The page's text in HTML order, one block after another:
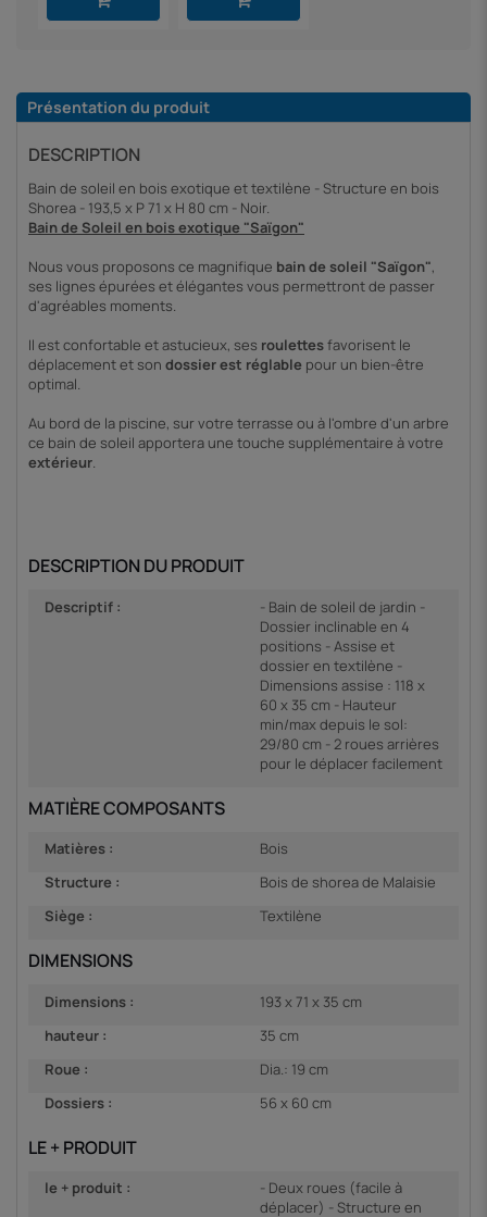
Présentation du produit
DESCRIPTION
Bain de soleil en bois exotique et textilène - Structure en bois
Shorea - 193,5 x P 71 x H 80 cm - Noir.
Bain de Soleil en bois exotique "Saïgon"
Nous vous proposons ce magnifique bain de soleil "Saïgon",
ses lignes épurées et élégantes vous permettront de passer
d'agréables moments.
Il est confortable et astucieux, ses roulettesfavorisent le
déplacement et son dossier est réglable pour un bien-être
optimal.
Au bord de la piscine, sur votre terrasse ou à l'ombre d'un arbre
ce bain de soleil apportera une touche supplémentaire à votre
extérieur.
DESCRIPTION DU PRODUIT
Descriptif :
- Bain de soleil de jardin -
Dossier inclinable en 4
positions - Assise et
dossier en textilène -
Dimensions assise : 118 x
60 x 35 cm - Hauteur
min/max depuis le sol:
29/80 cm - 2 roues arrières
pour le déplacer facilement
MATIÈRE COMPOSANTS
Matières :
Bois
Structure :
Bois de shorea de Malaisie
Siège :
Textilène
DIMENSIONS
Dimensions :
193 x 71 x 35 cm
hauteur :
35 cm
Roue :
Dia.: 19 cm
Dossiers :
56 x 60 cm
LE + PRODUIT
le + produit :
- Deux roues (facile à
déplacer) - Structure en